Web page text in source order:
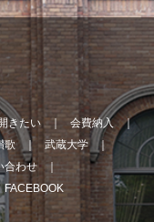
きたい
会費納入
歌
武蔵大学
合わせ
FACEBOOK